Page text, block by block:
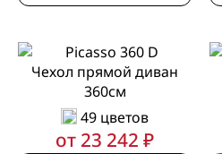
Чехол прямой диван
360см
49 цветов
от 23 242 ₽